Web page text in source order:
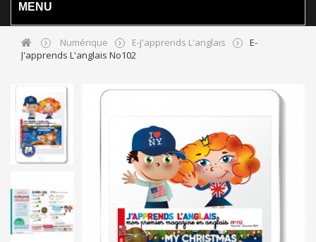
MENU
Numérique E-J'apprends L'anglais
E-
J'apprends L'anglais No102